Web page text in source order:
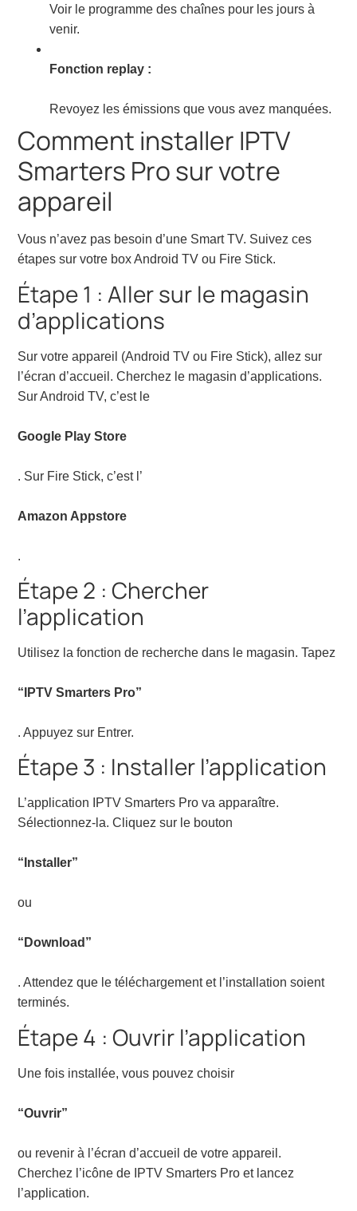
Voir le programme des chaînes pour les jours à
venir.
Fonction replay :
Revoyez les émissions que vous avez manquées.
Comment installer IPTV
Smarters Pro sur votre
appareil
Vous n’avez pas besoin d’une Smart TV. Suivez ces
étapes sur votre box Android TV ou Fire Stick.
Étape 1 : Aller sur le magasin
d’applications
Sur votre appareil (Android TV ou Fire Stick), allez sur
l’écran d’accueil. Cherchez le magasin d’applications.
Sur Android TV, c’est le
Google Play Store
. Sur Fire Stick, c’est l’
Amazon Appstore
.
Étape 2 : Chercher
l’application
Utilisez la fonction de recherche dans le magasin. Tapez
“IPTV Smarters Pro”
. Appuyez sur Entrer.
Étape 3 : Installer l’application
L’application IPTV Smarters Pro va apparaître.
Sélectionnez-la. Cliquez sur le bouton
“Installer”
ou
“Download”
. Attendez que le téléchargement et l’installation soient
terminés.
Étape 4 : Ouvrir l’application
Une fois installée, vous pouvez choisir
“Ouvrir”
ou revenir à l’écran d’accueil de votre appareil.
Cherchez l’icône de IPTV Smarters Pro et lancez
l’application.